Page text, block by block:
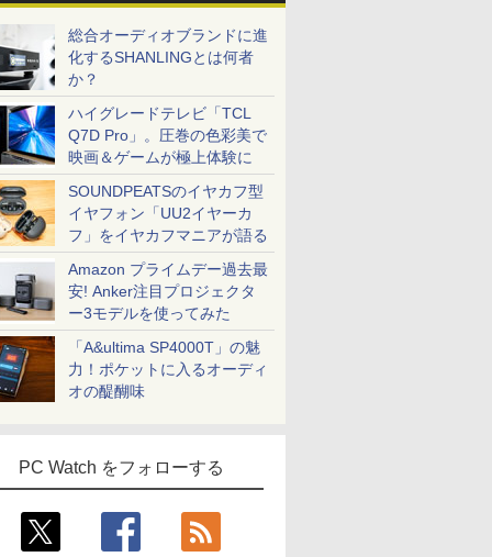
総合オーディオブランドに進
化するSHANLINGとは何者
か？
ハイグレードテレビ「TCL
Q7D Pro」。圧巻の色彩美で
映画＆ゲームが極上体験に
SOUNDPEATSのイヤカフ型
イヤフォン「UU2イヤーカ
フ」をイヤカフマニアが語る
Amazon プライムデー過去最
安! Anker注目プロジェクタ
ー3モデルを使ってみた
「A&ultima SP4000T」の魅
力！ポケットに入るオーディ
オの醍醐味
PC Watch をフォローする